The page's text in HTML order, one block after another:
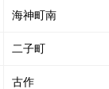
海神町南
二子町
古作